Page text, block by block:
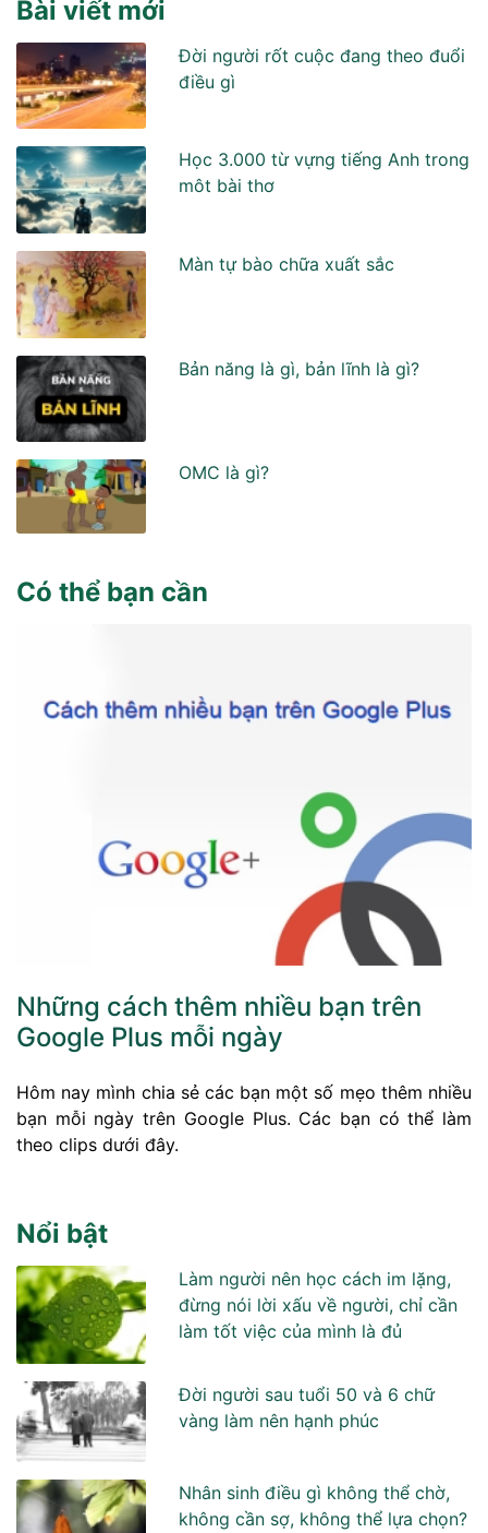
Bài viết mới
Đời người rốt cuộc đang theo đuổi
điều gì
Học 3.000 từ vựng tiếng Anh trong
môt bài thơ
Màn tự bào chữa xuất sắc
Bản năng là gì, bản lĩnh là gì?
OMC là gì?
Có thể bạn cần
Những cách thêm nhiều bạn trên
Google Plus mỗi ngày
Hôm nay mình chia sẻ các bạn một số mẹo thêm nhiều
bạn mỗi ngày trên Google Plus. Các bạn có thể làm
theo clips dưới đây.
Nổi bật
Làm người nên học cách im lặng,
đừng nói lời xấu về người, chỉ cần
làm tốt việc của mình là đủ
Đời người sau tuổi 50 và 6 chữ
vàng làm nên hạnh phúc
Nhân sinh điều gì không thể chờ,
không cần sợ, không thể lựa chọn?